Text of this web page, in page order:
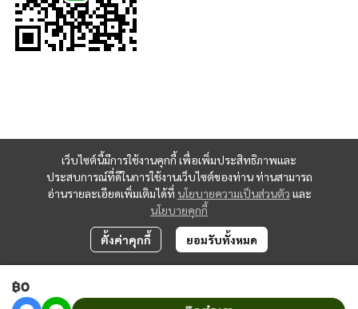
฿0
เว็บไซต์นี้มีการใช้งานคุกกี้ เพื่อเพิ่มประสิทธิภาพและ
ประสบการณ์ที่ดีในการใช้งานเว็บไซต์ของท่าน ท่านสามารถ
อ่านรายละเอียดเพิ่มเติมได้ที่ นโยบายความเป็นส่วนตัว และ
นโยบายคุกกี้
ตั้งค่าคุกกี้ ยอมรับทั้งหมด
Copyright 2023 | All Rights Reserved | Powered by MWE